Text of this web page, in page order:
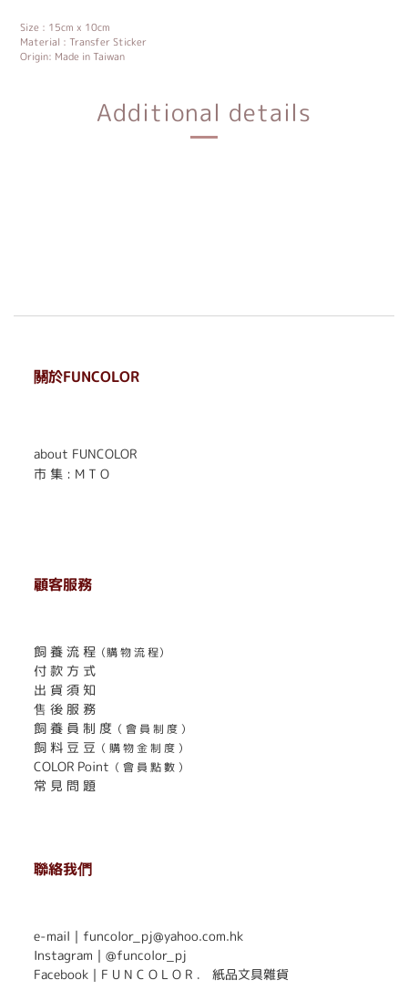
Size : 15cm x 10cm
Material : Transfer Sticker
Origin: Made in Taiwan
Additional details
關於FUNCOLOR
about FUNCOLOR
市 集 : M T O
顧客服務
飼 養 流 程 （購 物 流 程）
付 款 方 式
出 貨 須 知
售 後 服 務
飼 養 員 制 度 （ 會 員 制 度 ）
飼 料 豆 豆 （ 購 物 金 制 度 ）
COLOR Point （ 會 員 點 數 ）
常 見 問 題
聯絡我們
e-mail｜funcolor_pj@yahoo.com.hk
Instagram｜ @funcolor_pj
Facebook｜ F U N C O L O R ． 紙品文具雜貨